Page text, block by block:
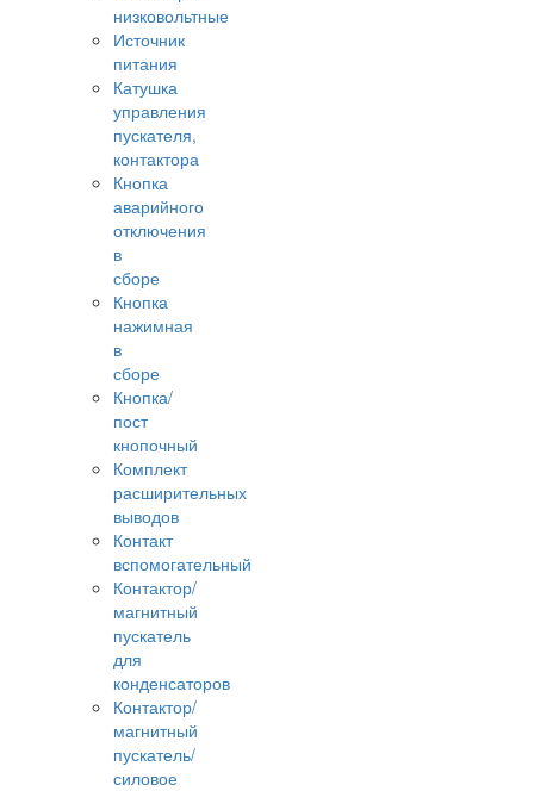
низковольтные
Источник
питания
Катушка
управления
пускателя,
контактора
Кнопка
аварийного
отключения
в
сборе
Кнопка
нажимная
в
сборе
Кнопка/
пост
кнопочный
Комплект
расширительных
выводов
Контакт
вспомогательный
Контактор/
магнитный
пускатель
для
конденсаторов
Контактор/
магнитный
пускатель/
силовое